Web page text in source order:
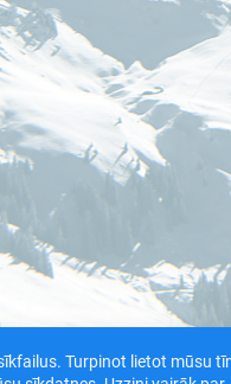
Turpinot lietot mūsu